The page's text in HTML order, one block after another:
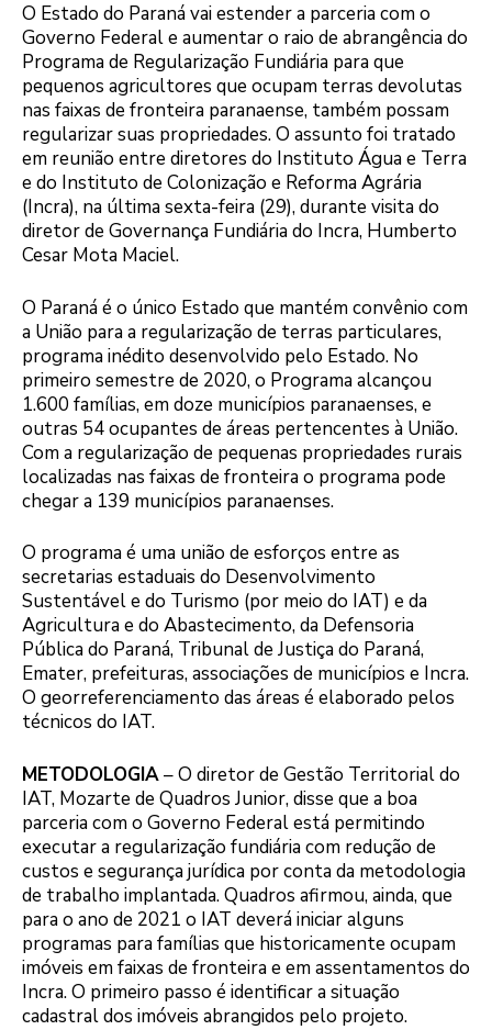
O Estado do Paraná vai estender a parceria com o
Governo Federal e aumentar o raio de abrangência do
Programa de Regularização Fundiária para que
pequenos agricultores que ocupam terras devolutas
nas faixas de fronteira paranaense, também possam
regularizar suas propriedades. O assunto foi tratado
em reunião entre diretores do Instituto Água e Terra
e do Instituto de Colonização e Reforma Agrária
(Incra), na última sexta-feira (29), durante visita do
diretor de Governança Fundiária do Incra, Humberto
Cesar Mota Maciel.
O Paraná é o único Estado que mantém convênio com
a União para a regularização de terras particulares,
programa inédito desenvolvido pelo Estado. No
primeiro semestre de 2020, o Programa alcançou
1.600 famílias, em doze municípios paranaenses, e
outras 54 ocupantes de áreas pertencentes à União.
Com a regularização de pequenas propriedades rurais
localizadas nas faixas de fronteira o programa pode
chegar a 139 municípios paranaenses.
O programa é uma união de esforços entre as
secretarias estaduais do Desenvolvimento
Sustentável e do Turismo (por meio do IAT) e da
Agricultura e do Abastecimento, da Defensoria
Pública do Paraná, Tribunal de Justiça do Paraná,
Emater, prefeituras, associações de municípios e Incra.
O georreferenciamento das áreas é elaborado pelos
técnicos do IAT.
METODOLOGIA– O diretor de Gestão Territorial do
IAT, Mozarte de Quadros Junior, disse que a boa
parceria com o Governo Federal está permitindo
executar a regularização fundiária com redução de
custos e segurança jurídica por conta da metodologia
de trabalho implantada. Quadros afirmou, ainda, que
para o ano de 2021 o IAT deverá iniciar alguns
programas para famílias que historicamente ocupam
imóveis em faixas de fronteira e em assentamentos do
Incra. O primeiro passo é identificar a situação
cadastral dos imóveis abrangidos pelo projeto.